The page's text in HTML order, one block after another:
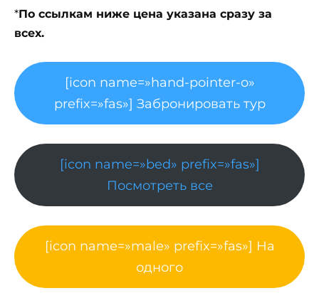
*По ссылкам ниже цена указана сразу за
всех.
[icon name=»hand-pointer-o»
prefix=»fas»] Забронировать тур
[icon name=»bed» prefix=»fas»]
Посмотреть все
[icon name=»male» prefix=»fas»] На
одного